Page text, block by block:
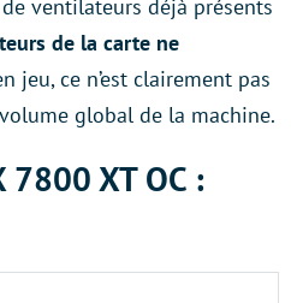
ventilateurs déjà présents
de la carte ne
jeu, ce n’est clairement pas
global de la machine.
7800 XT OC :